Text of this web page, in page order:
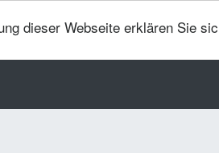
dieser Webseite erklären Sie